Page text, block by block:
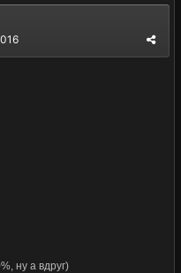
ну а вдруг)